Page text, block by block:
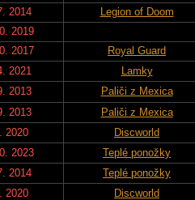
2014
Legion of Doom
2019
2017
Royal Guard
2021
Lamky
2013
Paliči z Mexica
2013
Paliči z Mexica
2020
Discworld
2023
Teplé ponožky
2014
Teplé ponožky
2020 Discworld